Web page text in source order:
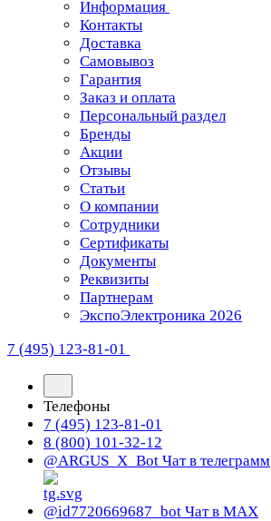
Информация
Контакты
Доставка
Самовывоз
Гарантия
Заказ и оплата
Персональный раздел
Бренды
Акции
Отзывы
Статьи
О компании
Сотрудники
Сертификаты
Документы
Реквизиты
Партнерам
ЭкспоЭлектроника 2026
7 (495) 123-81-01
Телефоны
7 (495) 123-81-01
8 (800) 101-32-12
@ARGUS_X_Bot Чат в телеграмм
@id7720669687_bot Чат в МАХ